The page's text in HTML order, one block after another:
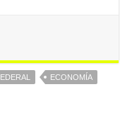
ECONOMÍA